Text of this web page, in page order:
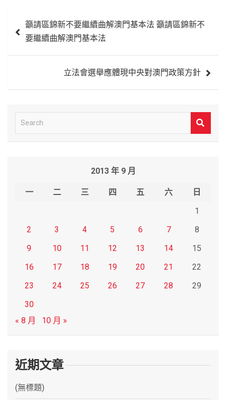
章 籲請區錦新不要繼續曲解澳門基本法 籲請區錦新不
要繼續曲解澳門基本法
立法會選舉應體現中央對澳門政策方針
e
2013 年 9 月
一 二 三 四 五 六
日
1
2
3 4 5 6 7
8
9
10 11 12 13 14
15
16
17 18 19 20 21
22
23
24 25 26 27 28
29
30
« 8 月
10 月 »
近期文章
(無標題)